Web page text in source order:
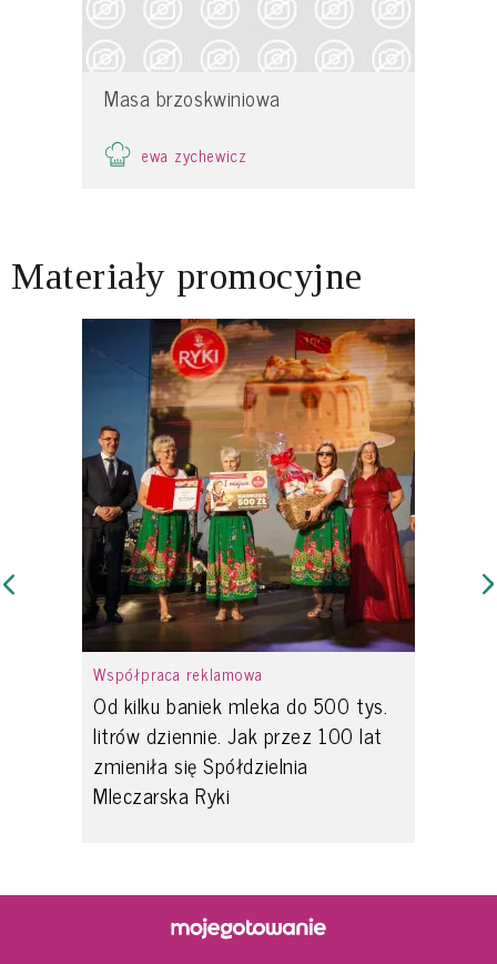
Masa brzoskwiniowa
ewa zychewicz
Materiały promocyjne
Współpraca reklamowa
Od kilku baniek mleka do 500 tys.
litrów dziennie. Jak przez 100 lat
zmieniła się Spółdzielnia
Mleczarska Ryki